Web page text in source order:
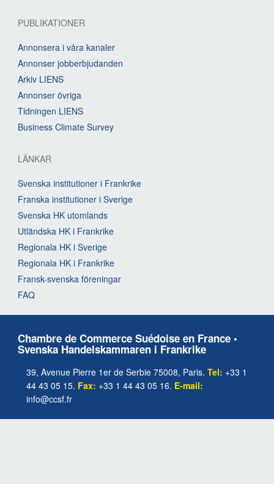
PUBLIKATIONER
Annonsera i våra kanaler
Annonser jobberbjudanden
Arkiv LIENS
Annonser övriga
Tidningen LIENS
Business Climate Survey
LÄNKAR
Svenska institutioner i Frankrike
Franska institutioner i Sverige
Svenska HK utomlands
Utländska HK i Frankrike
Regionala HK i Sverige
Regionala HK i Frankrike
Fransk-svenska föreningar
FAQ
Chambre de Commerce Suédoise en France •
Svenska Handelskammaren i Frankrike
39, Avenue Pierre 1er de Serbie 75008, Paris. Tel: +33 1
44 43 05 15. Fax: +33 1 44 43 05 16. E-mail:
info@ccsf.fr